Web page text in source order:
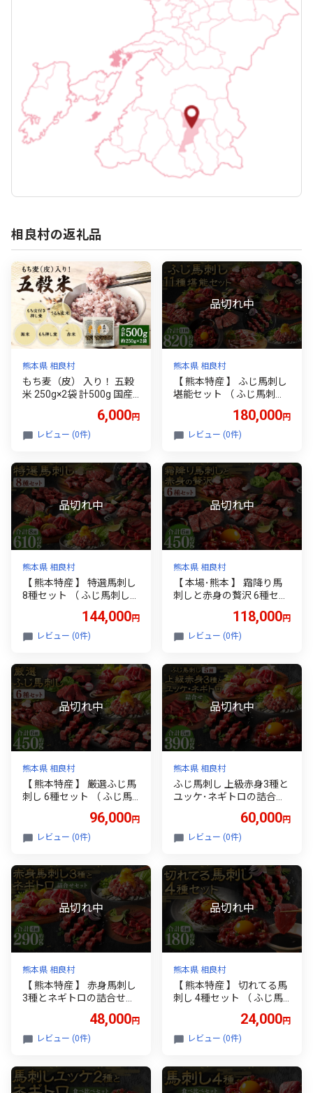
相良村の返礼品
熊本県 相良村
もち麦（皮） 入り！ 五穀
米 250g×2袋 計500g 国産
るち玄米 赤米 ブレンド 米
お米 雑穀 ご飯 ごはん 国産
6,000円
レビュー (0件)
熊本県 相良村
【 熊本特産 】 ふじ馬刺し
堪能セット （ ふじ馬刺し
レ ･ ロース ･ ランプ ･ 上赤
身 ･ フタエゴ ･ バラヒモ ･
身 おつまみ 晩酌 国産 熊本
県産 詰め合わせ 食べ比べ
冷凍 小分け たれ付き お取
り寄せ グルメ 特産品
180,000円
レビュー (0件)
熊本県 相良村
【 熊本特産 】 特選馬刺し
8種セット （ ふじ馬刺しメ
･ ロース ･ ランプ ･ 上赤身
･ ネギトロ ） 計約560g 馬
詰め合わせ 食べ比べ 冷凍
小分け たれ付き お取り寄
せ グルメ 特産品
144,000円
レビュー (0件)
熊本県 相良村
【 本場･熊本 】 霜降り馬
刺しと赤身の贅沢 6種セッ
トロ ･ 中トロ ･ ヒレ ･ ロー
ス ･ ユッケ ） 計約450g 馬
詰め合わせ 食べ比べ 冷凍
小分け たれ付き お取り寄
せ グルメ 特産品
118,000円
レビュー (0件)
熊本県 相良村
【 熊本特産 】 厳選ふじ馬
刺し 6種セット （ ふじ馬
･ ランプ ･ 上赤身 ･ ネギト
ロ ） 計約450g 馬肉 お肉
わせ 食べ比べ 冷凍 小分け
たれ付き お取り寄せ グル
メ 特産品
96,000円
レビュー (0件)
熊本県 相良村
ふじ馬刺し 上級赤身3種と
ユッケ･ネギトロの詰合せ
ンプ ･ 上赤身 ･ ユッケ ･ ネ
ギトロ ） 計約390g 馬肉
ット 詰め合わせ 食べ比べ
冷凍 小分け たれ付き お取
り寄せ グルメ 特産品
60,000円
レビュー (0件)
熊本県 相良村
【 熊本特産 】 赤身馬刺し
3種とネギトロの詰合せセ
･ ランプ ･ 上赤身 ･ ネギト
ロ ） 計約290g 馬肉 お肉
わせ 食べ比べ 冷凍 小分け
たれ付き お取り寄せ グル
48,000円
レビュー (0件)
熊本県 相良村
【 熊本特産 】 切れてる馬
刺し 4種セット （ ふじ馬
ケ / 国産馬刺し赤身スライ
ス ･ ユッケ ） 計約180g 馬
詰め合わせ 食べ比べ 冷凍
小分け たれ付き お取り寄
24,000円
レビュー (0件)